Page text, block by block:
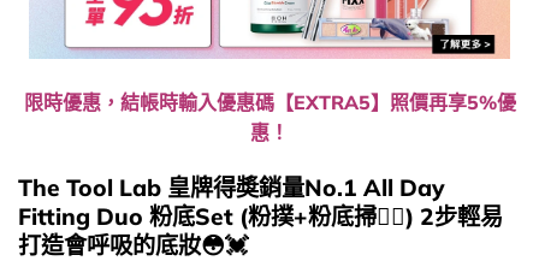
限時優惠，結帳時輸入優惠碼【EXTRA5】照價再享5%優
惠！
The Tool Lab 皇牌得奬銷量No.1 All Day
Fitting Duo 粉底Set (粉撲+粉底掃👯‍♀️​) 2步輕易
打造會呼吸的底妝​😳​💓